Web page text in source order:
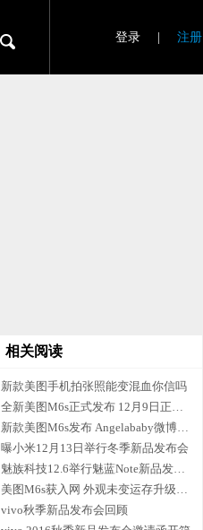
登录 注册
相关阅读
新款美图手机拍张照能变混血你信吗
全新美图M6s正式发布 12月9日正式开售
新款美图M6s发布 Angelababy微博晒照
曝小米12月13日举行冬季新品发布会
魅族科技12.6举行魅蓝Note新品发布会
美图M6s获入网 外观未变运存升级至4GB
vivo秋季新品发布会回顾